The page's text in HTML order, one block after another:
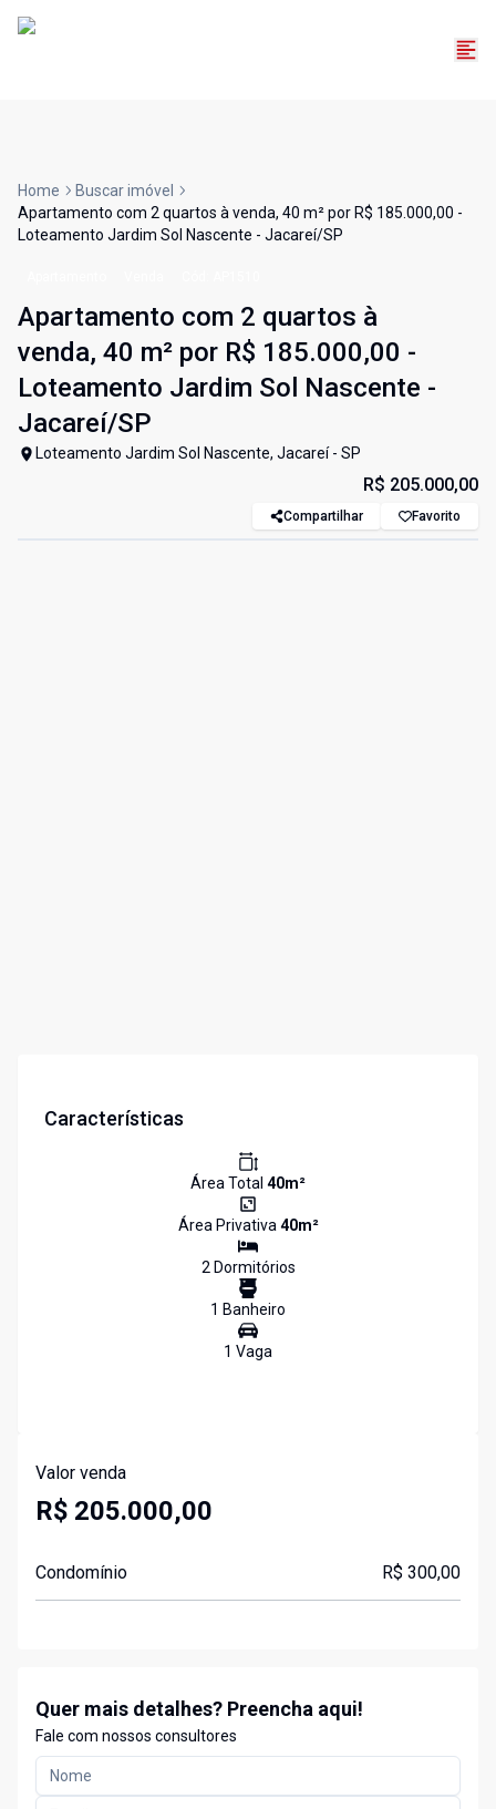
Home
Buscar imóvel
Apartamento com 2 quartos à venda, 40 m² por R$ 185.000,00 -
Loteamento Jardim Sol Nascente - Jacareí/SP
Apartamento com 2 quartos à
venda, 40 m² por R$ 185.000,00 -
Loteamento Jardim Sol Nascente -
Jacareí/SP
Loteamento Jardim Sol Nascente, Jacareí - SP
R$ 205.000,00
Compartilhar Favorito
Características
Área Total 40m²
Área Privativa40m²
2Dormitórios
1 Banheiro
1 Vaga
Valor venda
R$ 205.000,00
Condomínio R$ 300,00
Quer mais detalhes? Preencha aqui!
Fale com nossos consultores